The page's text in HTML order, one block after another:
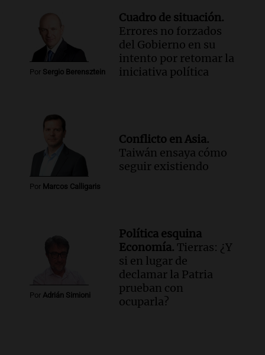
Por Sergio Berensztein
Cuadro de situación.
Errores no forzados
del Gobierno en su
intento por retomar la
iniciativa política
Por Marcos Calligaris
Conflicto en Asia.
Taiwán ensaya cómo
seguir existiendo
Por Adrián Simioni
Política esquina
Economía. Tierras: ¿Y
si en lugar de
declamar la Patria
prueban con
ocuparla?